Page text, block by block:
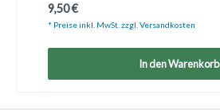
Regulärer Preis:
9,50 €
* Preise inkl. MwSt. zzgl. Versandkosten
In den Warenkorb